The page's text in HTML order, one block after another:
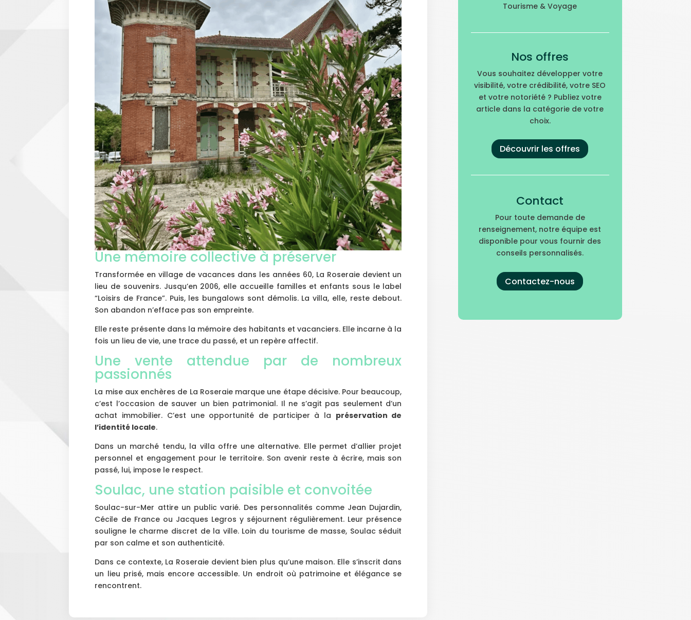
Une mémoire collective à préserver
Transformée en village de vacances dans les années 60, La Roseraie devient un
lieu de souvenirs. Jusqu’en 2006, elle accueille familles et enfants sous le label
“Loisirs de France”. Puis, les bungalows sont démolis. La villa, elle, reste debout.
Son abandon n’efface pas son empreinte.
Elle reste présente dans la mémoire des habitants et vacanciers. Elle incarne à la
fois un lieu de vie, une trace du passé, et un repère affectif.
Une vente attendue par de nombreux
passionnés
La mise aux enchères de La Roseraie marque une étape décisive. Pour beaucoup,
c’est l’occasion de sauver un bien patrimonial. Il ne s’agit pas seulement d’un
achat immobilier. C’est une opportunité de participer à la préservation de
l’identité locale.
Dans un marché tendu, la villa offre une alternative. Elle permet d’allier projet
personnel et engagement pour le territoire. Son avenir reste à écrire, mais son
passé, lui, impose le respect.
Soulac, une station paisible et convoitée
Soulac-sur-Mer attire un public varié. Des personnalités comme Jean Dujardin,
Cécile de France ou Jacques Legros y séjournent régulièrement. Leur présence
souligne le charme discret de la ville. Loin du tourisme de masse, Soulac séduit
par son calme et son authenticité.
Dans ce contexte, La Roseraie devient bien plus qu’une maison. Elle s’inscrit dans
un lieu prisé, mais encore accessible. Un endroit où patrimoine et élégance se
rencontrent.
Tourisme & Voyage
Nos offres
Vous souhaitez développer votre
visibilité, votre crédibilité, votre SEO
et votre notoriété ? Publiez votre
article dans la catégorie de votre
choix.
Découvrir les offres
Contact
Pour toute demande de
renseignement, notre équipe est
disponible pour vous fournir des
conseils personnalisés.
Contactez-nous